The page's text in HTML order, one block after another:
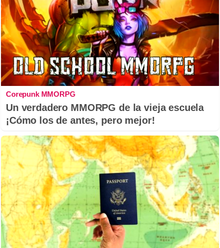
Corepunk MMORPG
Un verdadero MMORPG de la vieja escuela
¡Cómo los de antes, pero mejor!